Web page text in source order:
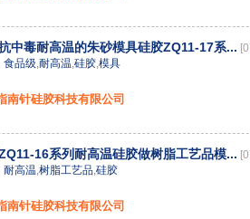
中毒耐高温的朱砂模具硅胶ZQ11-17系...
食品级,耐高温,硅胶,模具
南针硅胶科技有限公司
16系列耐高温硅胶做树脂工艺品模...
耐高温,树脂工艺品,硅胶
南针硅胶科技有限公司